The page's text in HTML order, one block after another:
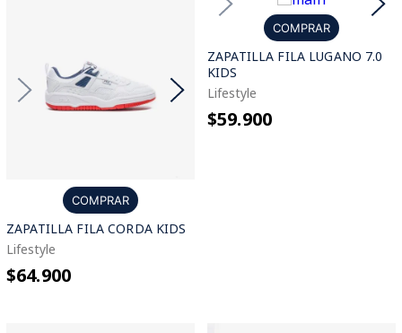
COMPRAR
ZAPATILLA FILA CORDA KIDS
Lifestyle
$64.900
COMPRAR
ZAPATILLA FILA LUGANO 7.0
KIDS
Lifestyle
$59.900